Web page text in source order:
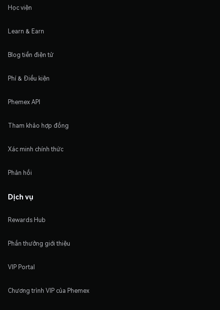
Học viện
Learn & Earn
Blog tiền điện tử
Phí & Điều kiện
Phemex API
Tham khảo hợp đồng
Xác minh chính thức
Phản hồi
Dịch vụ
Rewards Hub
Phần thưởng giới thiệu
VIP Portal
Chương trình VIP của Phemex